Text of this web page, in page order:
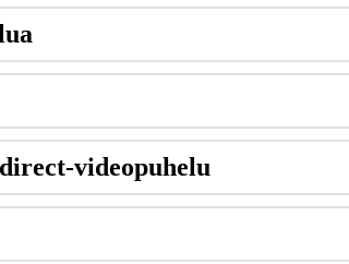
-videopuhelu